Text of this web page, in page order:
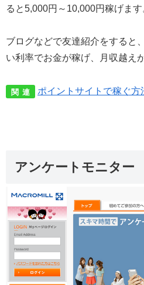
ると5,000円～10,000円稼げます
ブログなどで友達紹介をすると
い利率でお金が稼げ、月収越え
関 連 ポイントサイトで稼ぐ方
アンケートモニター